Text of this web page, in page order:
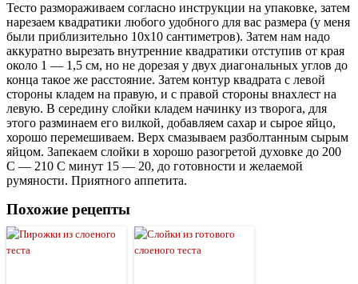
Тесто размораживаем согласно инструкции на упаковке, затем
нарезаем квадратики любого удобного для вас размера (у меня
были приблизительно 10х10 сантиметров). Затем нам надо
аккуратно вырезать внутренние квадратики отступив от края
около 1 — 1,5 см, но не дорезая у двух диагональных углов до
конца такое же расстояние. Затем контур квадрата с левой
стороны кладем на правую, и с правой стороны внахлест на
левую. В середину слойки кладем начинку из творога, для
этого разминаем его вилкой, добавляем сахар и сырое яйцо,
хорошо перемешиваем. Верх смазываем разболтанным сырым
яйцом. Запекаем слойки в хорошо разогретой духовке до 200
С — 210 С минут 15 — 20, до готовности и желаемой
румяности. Приятного аппетита.
Похожие рецепты